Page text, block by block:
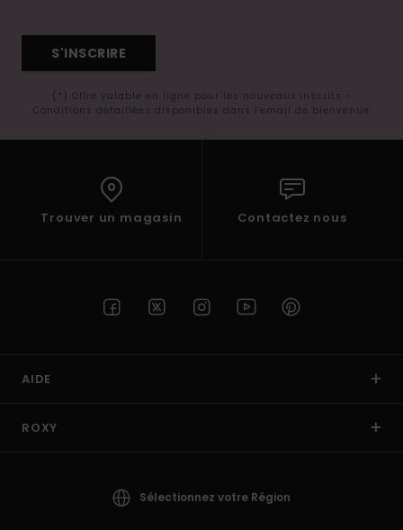
S'INSCRIRE
(*) Offre valable en ligne pour les nouveaux inscrits -
Conditions détaillées disponibles dans l'email de bienvenue
Trouver un magasin Contactez nous
AIDE
ROXY
Sélectionnez votre Région